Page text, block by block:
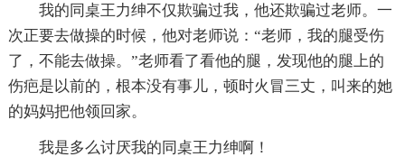
我的同桌王力绅不仅欺骗过我，他还欺骗过老师。一
次正要去做操的时候，他对老师说：“老师，我的腿受伤
了，不能去做操。”老师看了看他的腿，发现他的腿上的
伤疤是以前的，根本没有事儿，顿时火冒三丈，叫来的她
的妈妈把他领回家。
我是多么讨厌我的同桌王力绅啊！